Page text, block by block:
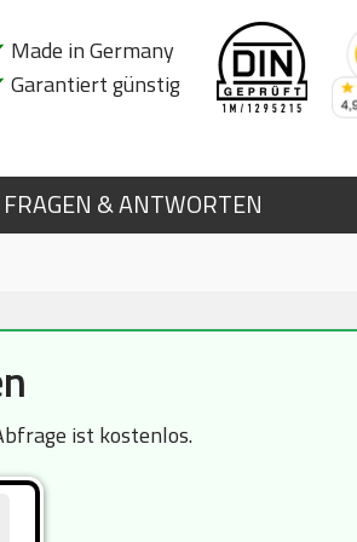
Made in Germany
Garantiert günstig
FRAGEN & ANTWORTEN
ist kostenlos.